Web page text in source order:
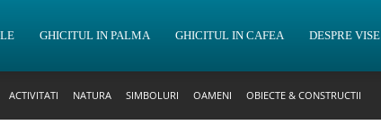
GHICITUL IN PALMA GHICITUL IN CAFEA DESPRE VISE
ACTIVITATI NATURA SIMBOLURI OAMENI OBIECTE & CONSTRUCTII